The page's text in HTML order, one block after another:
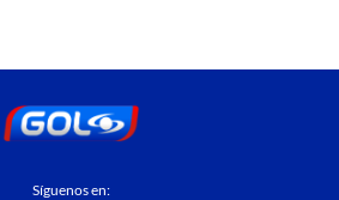
Síguenos en: